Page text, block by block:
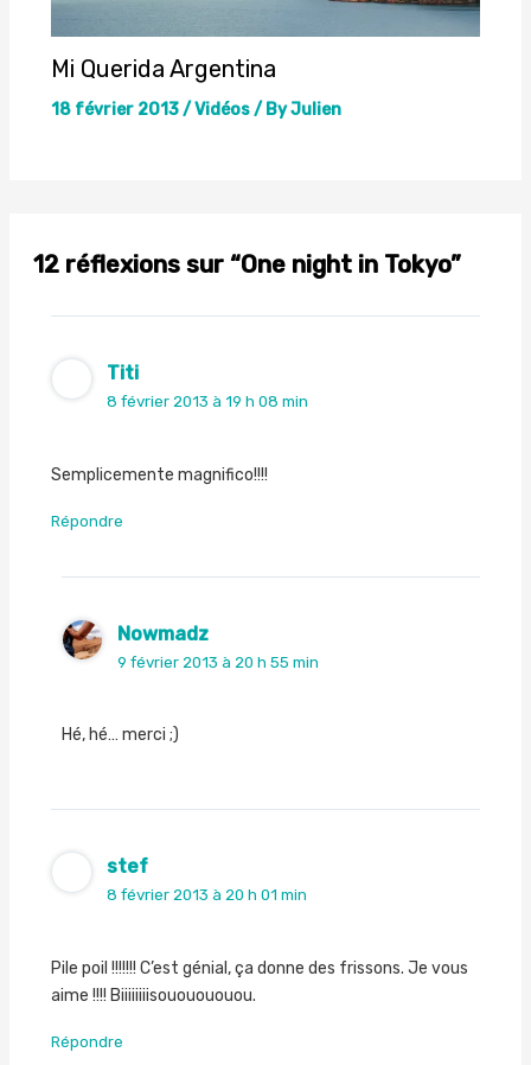
Mi Querida Argentina
18 février 2013/Vidéos/ ByJulien
12 réflexions sur “One night in Tokyo”
Titi
8 février 2013 à 19 h 08 min
Semplicemente magnifico!!!!
Répondre
Nowmadz
9 février 2013 à 20 h 55 min
Hé, hé… merci ;)
stef
8 février 2013 à 20 h 01 min
Pile poil !!!!!!! C’est génial, ça donne des frissons. Je vous
aime !!!! Biiiiiiiisououououou.
Répondre